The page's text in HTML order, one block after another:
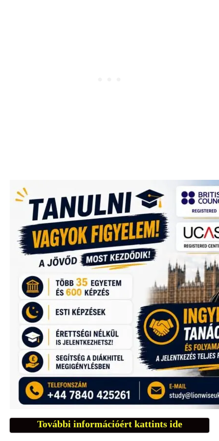
További információért kattints ide